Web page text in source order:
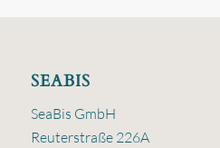
SEABIS
SeaBis GmbH
Reuterstraße 226A